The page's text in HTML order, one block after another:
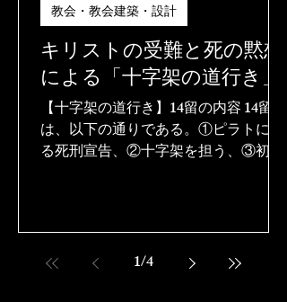
キリストの受難と死の黙想
による「十字架の道行き」
【十字架の道行き】14留の内容 14留
は、以下の通りである。①ピラトによ
る死刑宣告、②十字架を担う、③初め
る、⑧エルサレムの婦人を慰める、
⑨3度倒れる、⑩衣をはがされる、⑪
教会・教会建築・設計
1/4